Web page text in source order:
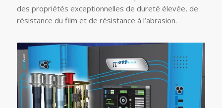
des propriétés exceptionnelles de dureté élevée, de
résistance du film et de résistance à l’abrasion.